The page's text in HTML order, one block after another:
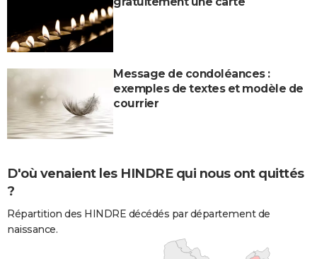
Message de condoléances :
exemples de textes et modèle de
courrier
D'où venaient les HINDRE qui nous ont quittés
?
Répartition des HINDRE décédés par département de
naissance.